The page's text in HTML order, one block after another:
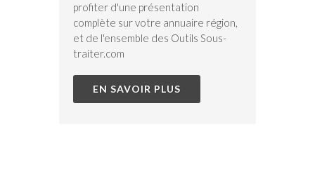
profiter d'une présentation
complète sur votre annuaire région,
et de l'ensemble des Outils Sous-
traiter.com
EN SAVOIR PLUS